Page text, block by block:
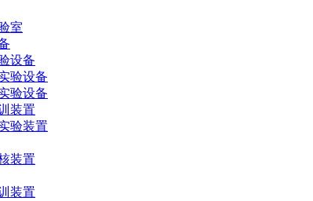
室
设备
验设备
验设备
装置
验装置
装置
装置